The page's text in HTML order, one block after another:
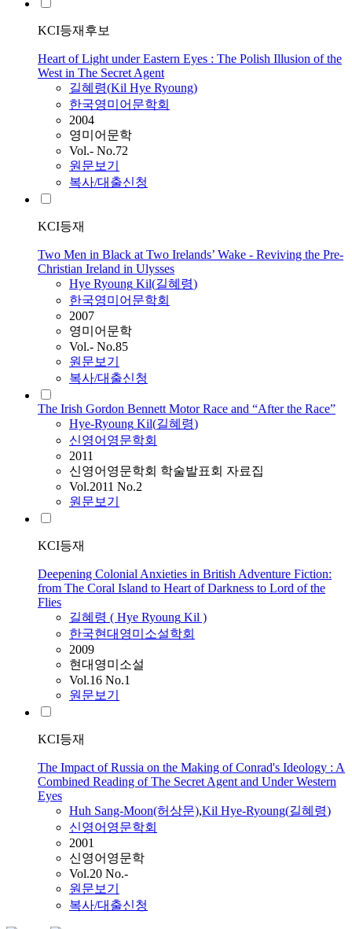
KCI등재후보
Heart of Light under Eastern Eyes : The Polish Illusion of the
West in The Secret Agent
길혜령(Kil Hye Ryoung)
한국영미어문학회
2004
영미어문학
Vol.- No.72
원문보기
복사/대출신청
KCI등재
Two Men in Black at Two Irelands’ Wake - Reviving the Pre-
Christian Ireland in Ulysses
Hye Ryoung Kil(길혜령)
한국영미어문학회
2007
영미어문학
Vol.- No.85
원문보기
복사/대출신청
The Irish Gordon Bennett Motor Race and “After the Race”
Hye-Ryoung Kil(길혜령)
신영어영문학회
2011
신영어영문학회 학술발표회 자료집
Vol.2011 No.2
원문보기
KCI등재
Deepening Colonial Anxieties in British Adventure Fiction:
from The Coral Island to Heart of Darkness to Lord of the
Flies
길혜령 ( Hye Ryoung Kil )
한국현대영미소설학회
2009
현대영미소설
Vol.16 No.1
원문보기
KCI등재
The Impact of Russia on the Making of Conrad's Ideology : A
Combined Reading of The Secret Agent and Under Western
Eyes
Huh Sang-Moon(허상문),Kil Hye-Ryoung(길혜령)
신영어영문학회
2001
신영어영문학
Vol.20 No.-
원문보기
복사/대출신청